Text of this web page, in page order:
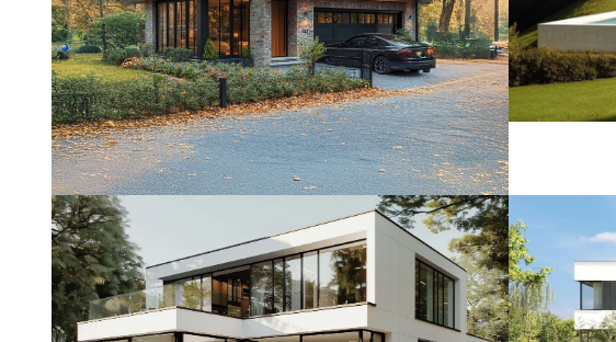
Projekt indywidualny DOM3E-04
Powierzchnia użytkowa 300 mkw.